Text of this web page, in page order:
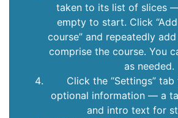
taken to its list of slices
empty to start. Click
course” and repeatedly
comprise the course. You
as needed.
Click the “Settings”
optional information — a
and intro text for